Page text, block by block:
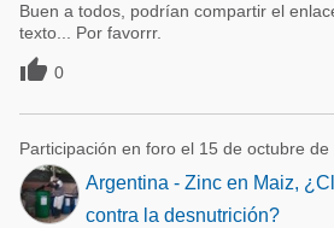
Buen a todos, podrían compartir el
texto... Por favorrr.
 0
Participación en foro el 15 de octubre de
Argentina - Zinc en Maiz,
contra la desnutrición?